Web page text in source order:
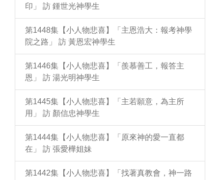
印」 訪 鍾世光神學生
第1448集【小人物悲喜】「主恩浩大：報考神學
院之路」 訪 黃恩宏神學生
第1446集【小人物悲喜】「羨慕善工，報答主
恩」 訪 湯光明神學生
第1445集【小人物悲喜】「主若願意，為主所
用」 訪 顏信忠神學生
第1444集【小人物悲喜】「原來神的愛一直都
在」 訪 張愛樺姐妹
第1442集【小人物悲喜】「找著真教會，神一路